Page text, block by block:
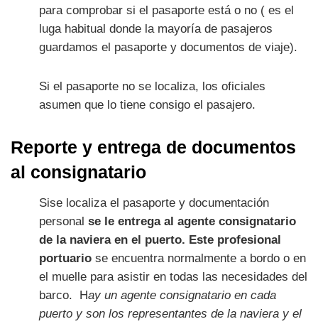
para comprobar si el pasaporte está o no ( es el
luga habitual donde la mayoría de pasajeros
guardamos el pasaporte y documentos de viaje).
Si el pasaporte no se localiza, los oficiales
asumen que lo tiene consigo el pasajero.
Reporte y entrega de documentos
al consignatario
Sise localiza el pasaporte y documentación
personal se le entrega al agente consignatario
de la naviera en el puerto. Este profesional
portuario se encuentra normalmente a bordo o en
el muelle para asistir en todas las necesidades del
barco. Hay un agente consignatario en cada
puerto y son los representantes de la naviera y el